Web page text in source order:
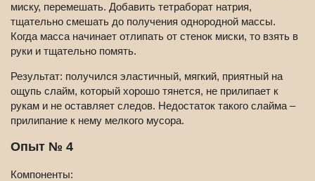
миску, перемешать. Добавить тетраборат натрия,
тщательно смешать до получения однородной массы.
Когда масса начинает отлипать от стенок миски, то взять в
руки и тщательно помять.
Результат: получился эластичный, мягкий, приятный на
ощупь слайм, который хорошо тянется, не прилипает к
рукам и не оставляет следов. Недостаток такого слайма –
прилипание к нему мелкого мусора.
Опыт № 4
Компоненты: